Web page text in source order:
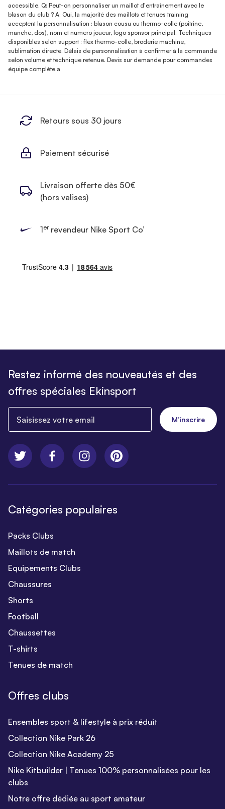
accessible. Q: Peut-on personnaliser un maillot d'entraînement avec le
blason du club ? A: Oui, la majorité des maillots et tenues training
acceptent la personnalisation : blason cousu ou thermo-collé (poitrine,
manche, dos), nom et numéro joueur, logo sponsor principal. Techniques
disponibles selon support : flex thermo-collé, broderie machine,
sublimation directe. Délais de personnalisation à confirmer à la commande
selon volume et technique retenue. Devis sur demande pour commandes
équipe complète.a
Retours sous 30 jours
Paiement sécurisé
Livraison offerte dès 50€
(hors valises)
1errevendeur Nike Sport Co’
Restez informé des nouveautés et des
offres spéciales Ekinsport
M’inscrire
Catégories populaires
Packs Clubs
Maillots de match
Equipements Clubs
Chaussures
Shorts
Football
Chaussettes
T-shirts
Tenues de match
Offres clubs
Ensembles sport & lifestyle à prix réduit
Collection Nike Park 26
Collection Nike Academy 25
Nike Kitbuilder | Tenues 100% personnalisées pour les
clubs
Notre offre dédiée au sport amateur